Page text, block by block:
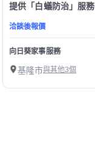
提供「白蟻防治」服務
洽談後報價
向日葵家事服務
基隆市與其他3個